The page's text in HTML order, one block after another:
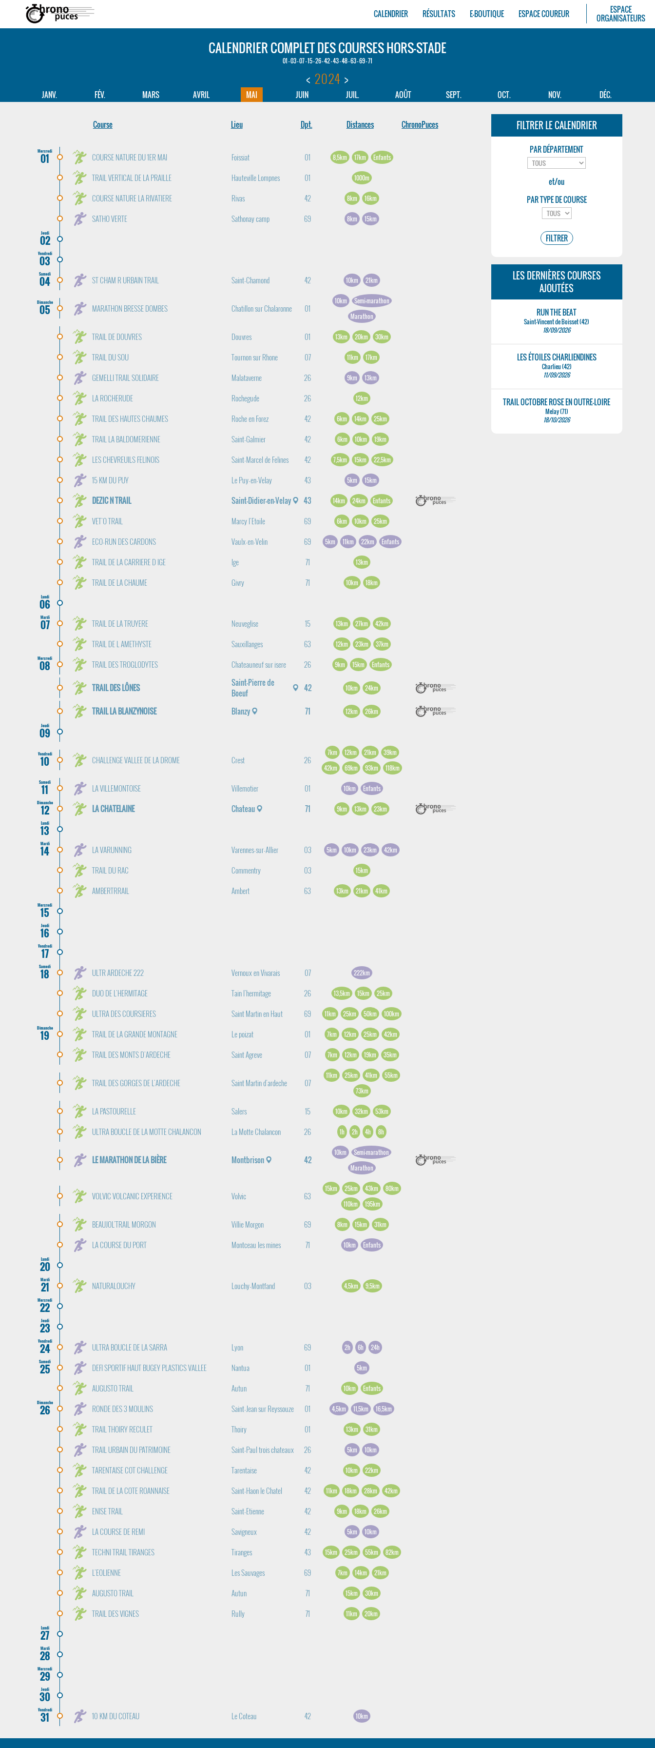
CALENDRIER RÉSULTATS E-BOUTIQUE ESPACE COUREUR
ESPACE
ORGANISATEURS
CALENDRIER COMPLET DES COURSES HORS-STADE
01 - 03 - 07 - 15 - 26 - 42 - 43 - 48 - 63 - 69 - 71
< 2024 >
JANV. FÉV. MARS AVRIL MAI JUIN JUIL. AOÛT SEPT. OCT. NOV. DÉC.
Course Lieu Dpt. Distances ChronoPuces
Mercredi
01 COURSE NATURE DU 1ER MAI Foissiat 01 8,5km 17km Enfants
TRAIL VERTICAL DE LA PRAILLE Hauteville Lompnes 01 1000m
COURSE NATURE LA RIVATIERE Rivas 42 8km 16km
SATHO VERTE Sathonay camp 69 8km 15km
Jeudi
02
Vendredi
03
Samedi
04 ST CHAM R URBAIN TRAIL Saint-Chamond 42 10km 21km
Dimanche
05 MARATHON BRESSE DOMBES Chatillon sur Chalaronne 01
10km
Semi-marathon
Marathon
TRAIL DE DOUVRES Douvres 01 13km 20km 30km
TRAIL DU SOU Tournon sur Rhone 07 11km 17km
GEMELLI TRAIL SOLIDAIRE Malataverne 26 9km 13km
LA ROCHERUDE Rochegude 26 12km
TRAIL DES HAUTES CHAUMES Roche en Forez 42 6km 14km 25km
TRAIL LA BALDOMERIENNE Saint-Galmier 42 6km 10km 19km
LES CHEVREUILS FELINOIS Saint-Marcel de Felines 42 7,5km 15km 22,5km
15 KM DU PUY Le Puy-en-Velay 43 5km 15km
DEZIC N TRAIL Saint-Didier-en-Velay 43 14km 24km Enfants
VET'O TRAIL Marcy l'Etoile 69 6km 10km 25km
ECO-RUN DES CARDONS Vaulx-en-Velin 69 5km 11km 22km Enfants
TRAIL DE LA CARRIERE D IGE Ige 71 13km
TRAIL DE LA CHAUME Givry 71 10km 18km
Lundi
06
Mardi
07 TRAIL DE LA TRUYERE Neuveglise 15 13km 27km 42km
TRAIL DE L AMETHYSTE Sauxillanges 63 12km 23km 37km
Mercredi
08 TRAIL DES TROGLODYTES Chateauneuf sur isere 26 9km 15km Enfants
TRAIL DES LÔNES
Saint-Pierre de
Boeuf
42 10km 24km
TRAIL LA BLANZYNOISE Blanzy 71 12km 26km
Jeudi
09
Vendredi
10 CHALLENGE VALLEE DE LA DROME Crest 26
7km 12km 21km
39km
42km
69km 93km 118km
Samedi
11 LA VILLEMONTOISE Villemotier 01 10km Enfants
Dimanche
12 LA CHATELAINE Chateau 71 9km 13km 23km
Lundi
13
Mardi
14 LA VARUNNING Varennes-sur-Allier 03 5km 10km 23km 42km
TRAIL DU RAC Commentry 03 15km
AMBERTRRAIL Ambert 63 13km 21km 41km
Mercredi
15
Jeudi
16
Vendredi
17
Samedi
18 ULTR ARDECHE 222 Vernoux en Vivarais 07 222km
DUO DE L'HERMITAGE Tain l'hermitage 26 13,5km 15km 25km
ULTRA DES COURSIERES Saint Martin en Haut 69 11km 25km 50km 100km
Dimanche
19 TRAIL DE LA GRANDE MONTAGNE Le poizat 01 7km 12km 25km 42km
TRAIL DES MONTS D'ARDECHE Saint Agreve 07 7km 12km 19km 35km
TRAIL DES GORGES DE L'ARDECHE Saint Martin d'ardeche 07
11km 25km 41km
55km
73km
LA PASTOURELLE Salers 15 10km 32km 53km
ULTRA BOUCLE DE LA MOTTE CHALANCON La Motte Chalancon 26 1h 2h 4h 8h
LE MARATHON DE LA BIÈRE Montbrison 42
10km
Semi-marathon
Marathon
VOLVIC VOLCANIC EXPERIENCE Volvic 63
15km 25km 43km
80km
110km
195km
BEAUJOL'TRAIL MORGON Villie Morgon 69 8km 15km 31km
LA COURSE DU PORT Montceau les mines 71 10km Enfants
Lundi
20
Mardi
21 NATURALOUCHY Louchy-Montfand 03 4,5km 9,5km
Mercredi
22
Jeudi
23
Vendredi
24 ULTRA BOUCLE DE LA SARRA Lyon 69 2h 6h 24h
Samedi
25 DEFI SPORTIF HAUT BUGEY PLASTICS VALLEE Nantua 01 5km
AUGUSTO TRAIL Autun 71 10km Enfants
Dimanche
26 RONDE DES 3 MOULINS Saint-Jean sur Reyssouze 01 4,5km 11,5km 16,5km
TRAIL THOIRY RECULET Thoiry 01 13km 31km
TRAIL URBAIN DU PATRIMOINE Saint-Paul trois chateaux 26 5km 10km
TARENTAISE COT CHALLENGE Tarentaise 42 10km 22km
TRAIL DE LA COTE ROANNAISE Saint-Haon le Chatel 42 11km 18km 28km 42km
ENISE TRAIL Saint-Etienne 42 9km 18km 26km
LA COURSE DE REMI Savigneux 42 5km 10km
TECHNI TRAIL TIRANGES Tiranges 43 15km 25km 55km 82km
L'EOLIENNE Les Sauvages 69 7km 14km 21km
AUGUSTO TRAIL Autun 71 15km 30km
TRAIL DES VIGNES Rully 71 11km 20km
Lundi
27
Mardi
28
Mercredi
29
Jeudi
30
Vendredi
31 10 KM DU COTEAU Le Coteau 42 10km
FILTRER LE CALENDRIER
PAR DÉPARTEMENT
et/ou
PAR TYPE DE COURSE
LES DERNIÈRES COURSES
AJOUTÉES
RUN THE BEAT
Saint-Vincent de Boisset (42)
18/09/2026
LES ÉTOILES CHARLIENDINES
Charlieu (42)
11/09/2026
TRAIL OCTOBRE ROSE EN OUTRE-LOIRE
Melay (71)
18/10/2026